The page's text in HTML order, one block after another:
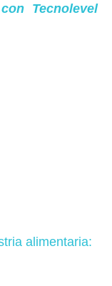
Tecnolevel
alimentaria: